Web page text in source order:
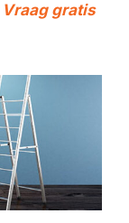
Vraag gratis